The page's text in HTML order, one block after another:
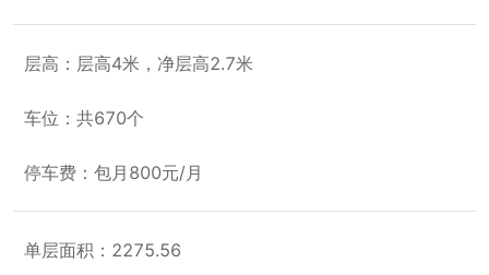
层高：层高4米，净层高2.7米
车位：共670个
停车费：包月800元/月
单层面积：2275.56